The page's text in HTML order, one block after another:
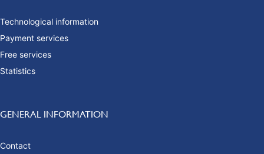
Technological information
Payment services
Free services
Statistics
GENERAL INFORMATION
Contact